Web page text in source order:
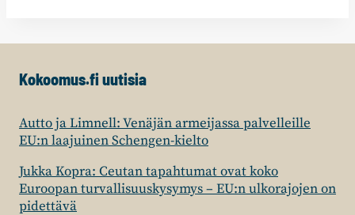
Kokoomus.fi uutisia
Autto ja Limnell: Venäjän armeijassa palvelleille
EU:n laajuinen Schengen-kielto
Jukka Kopra: Ceutan tapahtumat ovat koko
Euroopan turvallisuuskysymys – EU:n ulkorajojen on
pidettävä